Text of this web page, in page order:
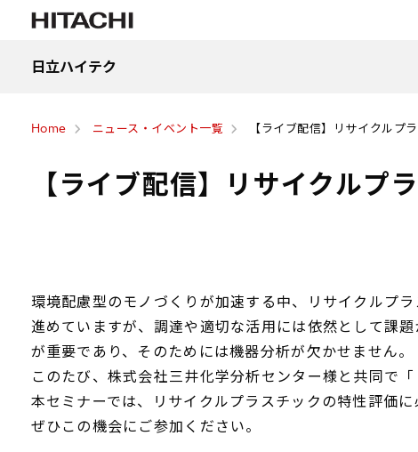
日立ハイテク
Home ニュース・イベント一覧 【ライブ配信】リサイクルプ
【ライブ配信】リサイクルプ
環境配慮型のモノづくりが加速する中、リサイクルプ
進めていますが、調達や適切な活用には依然として課
が重要であり、そのためには機器分析が欠かせません。
このたび、株式会社三井化学分析センター様と共同で
本セミナーでは、リサイクルプラスチックの特性評価
ぜひこの機会にご参加ください。